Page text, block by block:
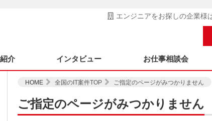
エンジニアをお探しの企業様
介 インタビュー お仕事相談会
HOME 全国のIT案件TOP ご指定のページがみつかりません
ご指定のページがみつかりません